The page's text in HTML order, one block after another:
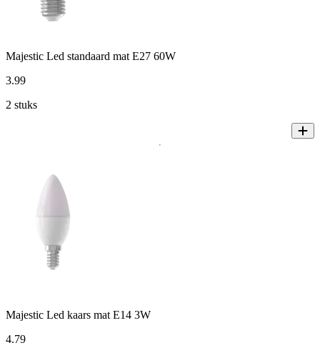
Majestic Led standaard mat E27 60W
3.99
2 stuks
Majestic Led kaars mat E14 3W
4.79